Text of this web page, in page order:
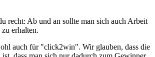
recht: Ab und an sollte man sich auch Arbeit
erhalten.
auch für "click2win". Wir glauben, dass die